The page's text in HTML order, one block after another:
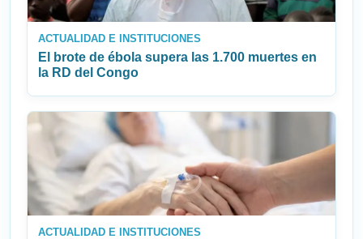
ACTUALIDAD E INSTITUCIONES
El brote de ébola supera las 1.700 muertes en
la RD del Congo
ACTUALIDAD E INSTITUCIONES